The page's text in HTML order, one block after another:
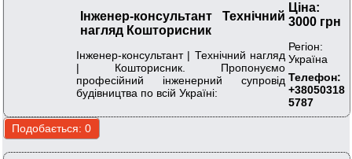
Інженер-консультант Технічний
нагляд Кошторисник
Інженер-консультант | Технічний нагляд
| Кошторисник. Пропонуємо
професійний інженерний супровід
будівництва по всій Україні:
Ціна:
3000 грн
Регіон:
Україна
Телефон:
+38050318
5787